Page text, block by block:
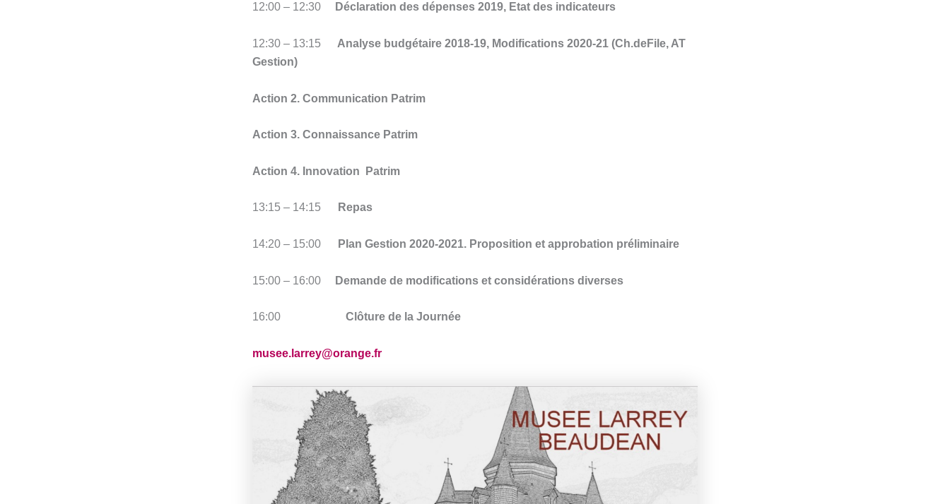
12:00 – 12:30 Déclaration des dépenses 2019, Etat des indicateurs
12:30 – 13:15 Analyse budgétaire 2018-19, Modifications 2020-21 (Ch.deFile, AT
Gestion)
Action 2. Communication Patrim
Action 3. Connaissance Patrim
Action 4. Innovation Patrim
13:15 – 14:15 Repas
14:20 – 15:00 Plan Gestion 2020-2021. Proposition et approbation préliminaire
15:00 – 16:00 Demande de modifications et considérations diverses
16:00 Clôture de la Journée
musee.larrey@orange.fr